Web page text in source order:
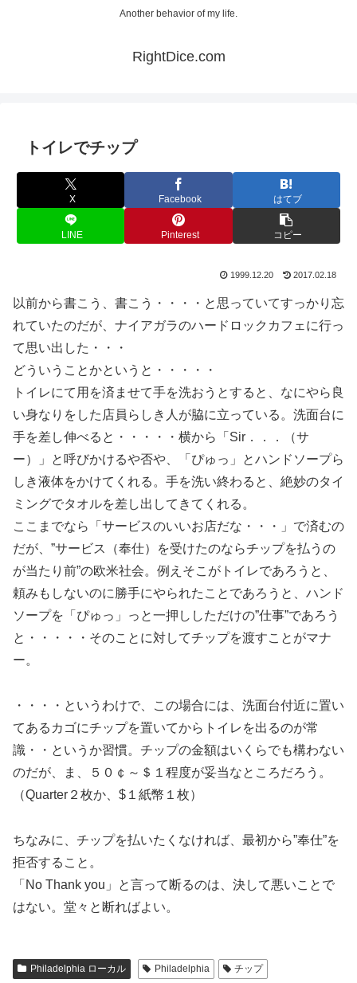
Another behavior of my life.
RightDice.com
トイレでチップ
X Facebook はてブ
LINE Pinterest コピー
1999.12.20 2017.02.18
以前から書こう、書こう・・・・と思っていてすっかり忘
れていたのだが、ナイアガラのハードロックカフェに行っ
て思い出した・・・
どういうことかというと・・・・・
トイレにて用を済ませて手を洗おうとすると、なにやら良
い身なりをした店員らしき人が脇に立っている。洗面台に
手を差し伸べると・・・・・横から「Sir．．．（サ
ー）」と呼びかけるや否や、「ぴゅっ」とハンドソープら
しき液体をかけてくれる。手を洗い終わると、絶妙のタイ
ミングでタオルを差し出してきてくれる。
ここまでなら「サービスのいいお店だな・・・」で済むの
だが、”サービス（奉仕）を受けたのならチップを払うの
が当たり前”の欧米社会。例えそこがトイレであろうと、
頼みもしないのに勝手にやられたことであろうと、ハンド
ソープを「ぴゅっ」っと一押ししただけの”仕事”であろう
と・・・・・そのことに対してチップを渡すことがマナ
ー。
・・・・というわけで、この場合には、洗面台付近に置い
てあるカゴにチップを置いてからトイレを出るのが常
識・・というか習慣。チップの金額はいくらでも構わない
のだが、ま、５０￠～＄１程度が妥当なところだろう。
（Quarter２枚か、$１紙幣１枚）
ちなみに、チップを払いたくなければ、最初から”奉仕”を
拒否すること。
「No Thank you」と言って断るのは、決して悪いことで
はない。堂々と断ればよい。
Philadelphia ローカル Philadelphia チップ